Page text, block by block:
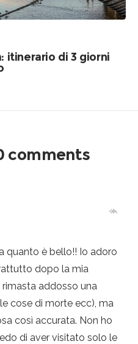
itinerario di 3 giorni
comments
quanto è bello!! Io adoro
dopo la mia
addosso una
cose di morte ecc), ma
così accurata. Non ho
di aver visitato solo le